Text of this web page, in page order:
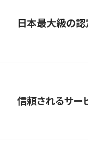
日本最大級の
信頼されるサー